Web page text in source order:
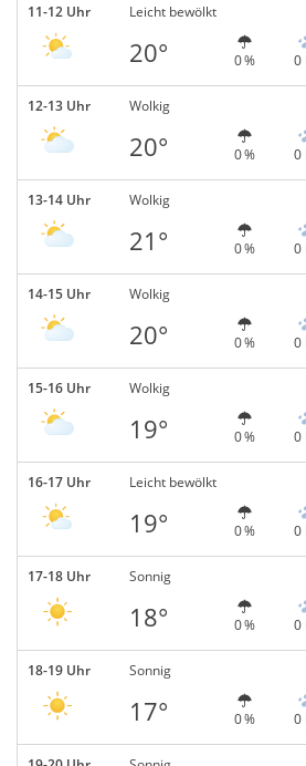
11-12 Uhr Leicht bewölkt
20° 0 % 0
12-13 Uhr Wolkig
20° 0 % 0
13-14 Uhr Wolkig
21° 0 % 0
14-15 Uhr Wolkig
20° 0 % 0
15-16 Uhr Wolkig
19° 0 % 0
16-17 Uhr Leicht bewölkt
19° 0 % 0
17-18 Uhr Sonnig
18° 0 % 0
18-19 Uhr Sonnig
17° 0 % 0